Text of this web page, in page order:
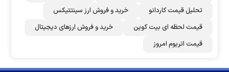
تحلیل قیمت کاردانو
خرید و فروش ارز سینتتیکس
قیمت لحظه ای بیت کوین
خرید و فروش ارزهای دیجیتال
قیمت اتریوم امروز